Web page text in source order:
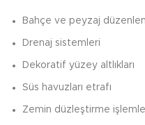
Bahçe ve peyzaj
Drenaj sistemleri
Dekoratif yüzey altlıkları
Süs havuzları etrafı
Zemin düzleştirme